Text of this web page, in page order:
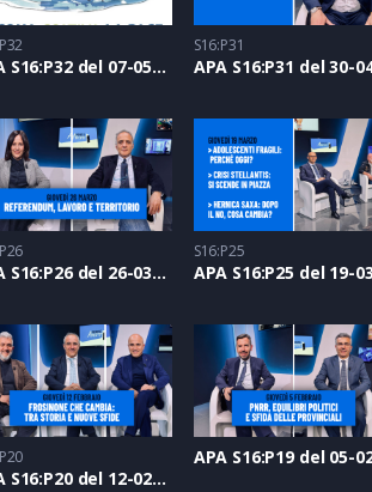
APA S16:P32 del 07-05-2026
S16:P31
APA S16:P26 del 26-03-2026
S16:P25
APA S16:P20 del 12-02-2026